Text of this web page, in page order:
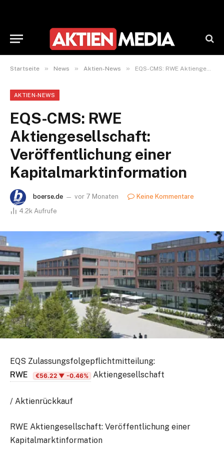
Startseite » News » Aktien-News » EQS-CMS: RWE Aktiengesellschaft: Veröffentlichung einer Kapitalmarktinformation
AKTIEN-NEWS
EQS-CMS: RWE
Aktiengesellschaft:
Veröffentlichung einer
Kapitalmarktinformation
boerse.de vor 7 Monaten
Keine Kommentare
4.2k Aufrufe
EQS Zulassungsfolgepflichtmitteilung:
RWE
€56.22 ▼ -0.46% Aktiengesellschaft
/ Aktienrückkauf
RWE Aktiengesellschaft: Veröffentlichung einer
Kapitalmarktinformation